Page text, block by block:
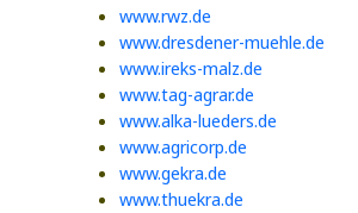
www.rwz.de
www.dresdener-muehle.de
www.ireks-malz.de
www.tag-agrar.de
www.alka-lueders.de
www.agricorp.de
www.gekra.de
www.thuekra.de